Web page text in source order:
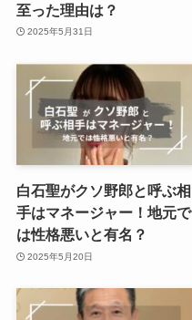
至った理由は？
2025年5月31日
白石聖がクソ野郎と呼ぶ相
手はマネージャー！地元で
は性格悪いと有名？
2025年5月20日